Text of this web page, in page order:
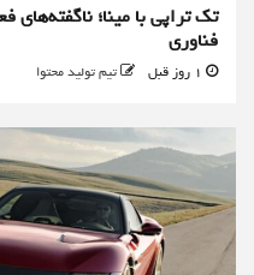
تک تراپی با مینا؛
فناوری
تیم تولید محتوا